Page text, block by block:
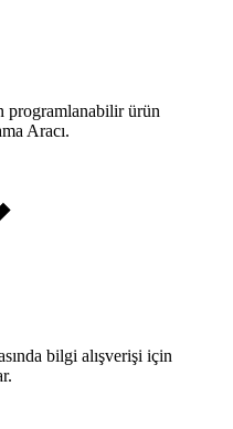
programlanabilir ürün
Aracı.
bilgi alışverişi için